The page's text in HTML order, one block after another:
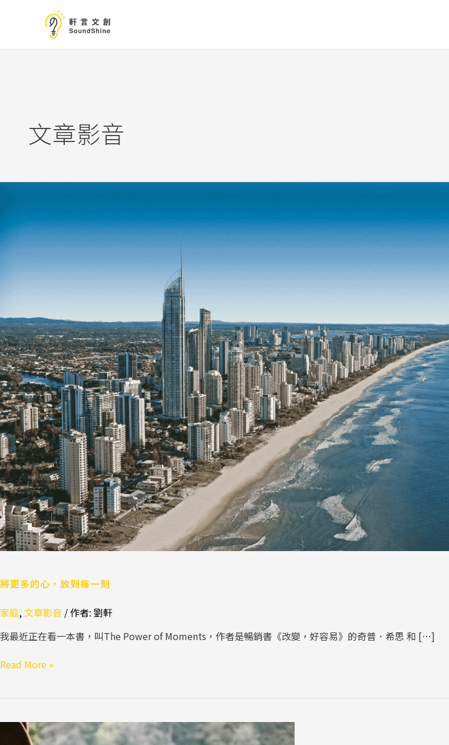
要
文章影音
將更多的心，放到每一刻
家庭,文章影音 / 作者: 劉軒
我最近正在看一本書，叫The Power of Moments，作者是暢銷書《改變，好容易》的奇普．希思 和 […]
將
的
心，
刻
Read More »